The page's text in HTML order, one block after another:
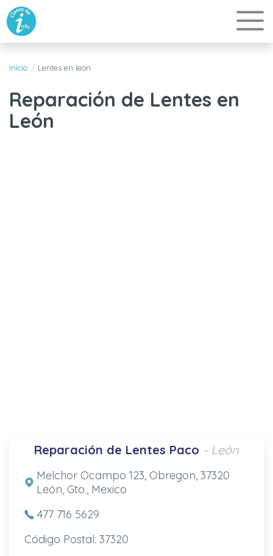
Inicio Lentes en leon
Reparación de Lentes en
León
Reparación de Lentes Paco - León
Melchor Ocampo 123, Obregon, 37320
León, Gto., Mexico
477 716 5629
Código Postal: 37320